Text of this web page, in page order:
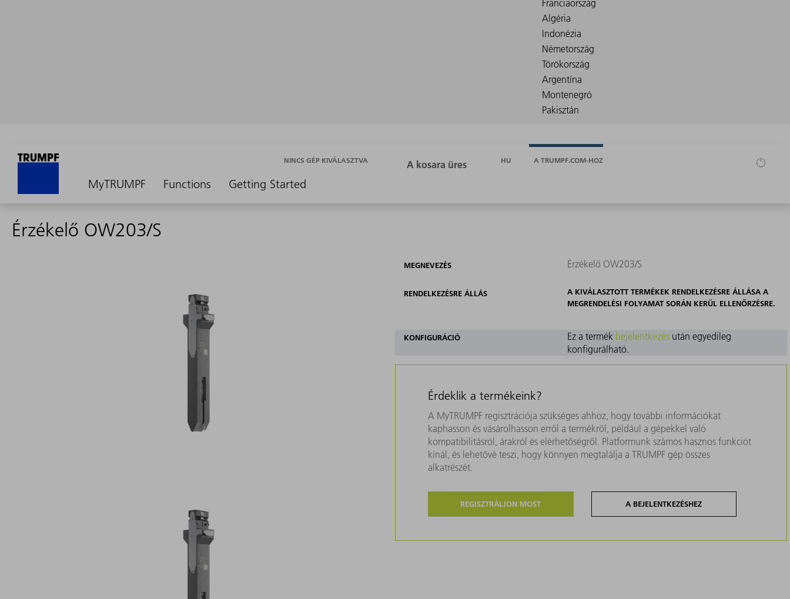
MyTRUMPF Functions Getting Started
NINCS GÉP KIVÁLASZTVA HU A TRUMPF.COM-HOZ
Érzékelő OW203/S
MEGNEVEZÉS Érzékelő OW203/S
RENDELKEZÉSRE ÁLLÁS
A KIVÁLASZTOTT TERMÉKEK RENDELKEZÉSRE ÁLLÁSA A
MEGRENDELÉSI FOLYAMAT SORÁN KERÜL ELLENŐRZÉSRE.
KONFIGURÁCIÓ Ez a termék bejelentkezésután egyedileg
konfigurálható.
Érdeklik a termékeink?
A MyTRUMPF regisztrációja szükséges ahhoz, hogy további információkat
kaphasson és vásárolhasson erről a termékről, például a gépekkel való
kompatibilitásról, árakról és elérhetőségről. Platformunk számos hasznos funkciót
kínál, és lehetővé teszi, hogy könnyen megtalálja a TRUMPF gép összes
alkatrészét.
REGISZTRÁLJON MOST A BEJELENTKEZÉSHEZ